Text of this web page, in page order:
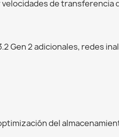
de transferencia
Gen 2 adicionales, redes
del